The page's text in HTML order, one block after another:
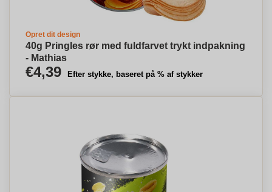
Opret dit design
40g Pringles rør med fuldfarvet trykt indpakning
- Mathias
€4,39 Efter stykke, baseret på % af stykker